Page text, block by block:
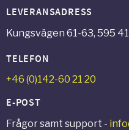
LEVERANSADRESS
Kungsvägen 61-63, 595
TELEFON
+46 (0)142-60 21 20
E-POST
Frågor samt support -